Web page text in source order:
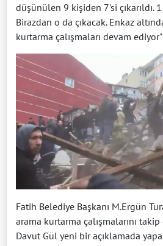
düşünülen 9 kişiden 7'si çıkarıldı.
Birazdan o da çıkacak. Enkaz
kurtarma çalışmaları devam
Fatih Belediye Başkanı M.Ergün
arama kurtarma çalışmalarını
Davut Gül yeni bir açıklamada